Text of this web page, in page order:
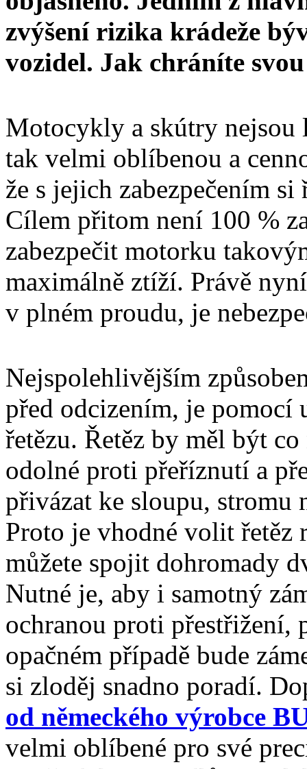
zvýšení rizika krádeže
vozidel. Jak chráníte
Motocykly a skútry nejsou
tak velmi oblíbenou a
že s jejich zabezpečením
Cílem přitom není 100 %
zabezpečit motorku
maximálně ztíží. Právě
v plném proudu, je
Nejspolehlivějším
před odcizením, je pomocí
řetězu. Řetěz by měl být
odolné proti přeříznutí a
přivázat ke sloupu, stromu
Proto je vhodné volit řetěz
můžete spojit dohromady
Nutné je, aby i samotný
ochranou proti
opačném případě bude
si zloděj snadno poradí.
od německého výrobce
velmi oblíbené pro své